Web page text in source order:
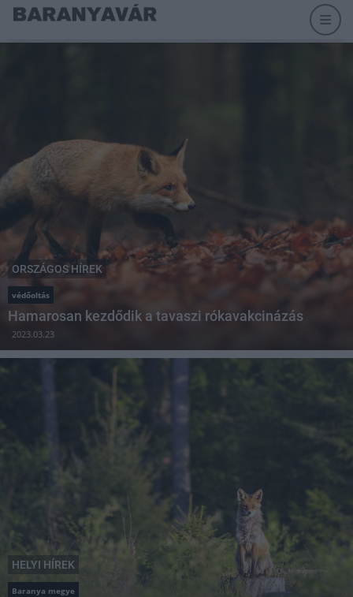
ORSZÁGOS HÍREK
védőoltás
Hamarosan kezdődik a tavaszi rókavakcinázás
2023.03.23
HELYI HÍREK
Baranya megye